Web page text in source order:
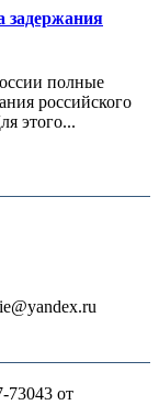
задержания
полные
российского
этого...
от